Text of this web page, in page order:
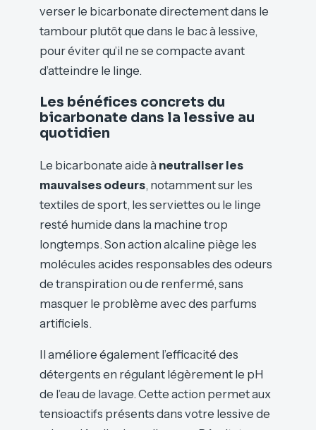
verser le bicarbonate directement dans le
tambour plutôt que dans le bac à lessive,
pour éviter qu’il ne se compacte avant
d’atteindre le linge.
Les bénéfices concrets du
bicarbonate dans la lessive au
quotidien
Le bicarbonate aide à neutraliser les
mauvaises odeurs, notamment sur les
textiles de sport, les serviettes ou le linge
resté humide dans la machine trop
longtemps. Son action alcaline piège les
molécules acides responsables des odeurs
de transpiration ou de renfermé, sans
masquer le problème avec des parfums
artificiels.
Il améliore également l’efficacité des
détergents en régulant légèrement le pH
de l’eau de lavage. Cette action permet aux
tensioactifs présents dans votre lessive de